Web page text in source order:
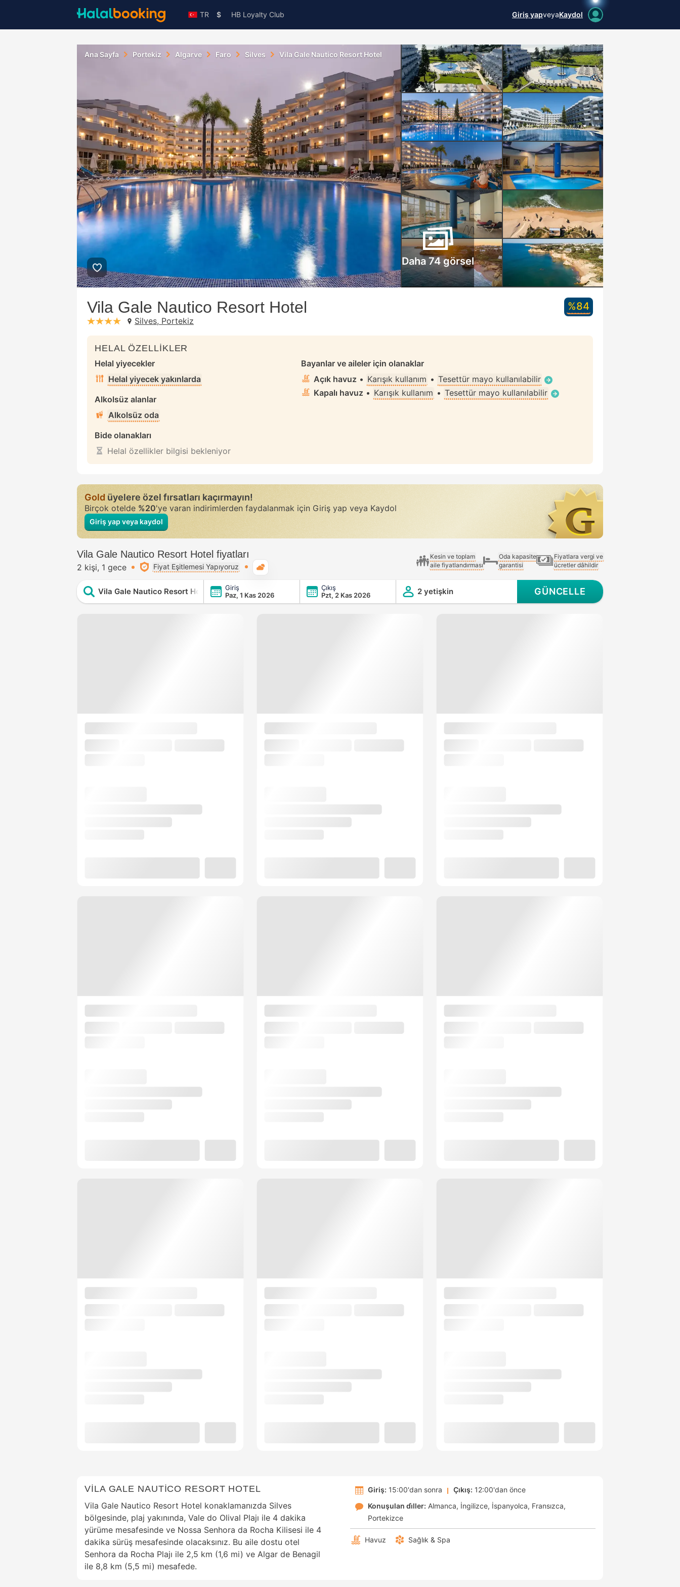
TR $ HB Loyalty Club Giriş yapveyaKaydol
Ana Sayfa Portekiz Algarve Faro Silves Vila Gale Nautico Resort Hotel
Daha 74 görsel
Vila Gale Nautico Resort Hotel
stars: 4Silves, Portekiz
%84
HELAL ÖZELLİKLER
Helal yiyecekler
Helal yiyecek yakınlarda
Alkolsüz alanlar
Alkolsüz oda
Bide olanakları
Helal özellikler bilgisi bekleniyor
Bayanlar ve aileler için olanaklar
Açık havuz • Karışık kullanım • Tesettür mayo kullanılabilir
Kapalı havuz • Karışık kullanım • Tesettür mayo kullanılabilir
Goldüyelere özel fırsatları kaçırmayın!
Birçok otelde%20'ye varan indirimlerden faydalanmak için Giriş yap veya Kaydol
Giriş yap veya kaydol
Vila Gale Nautico Resort Hotel fiyatları
2 kişi 1 gece Fiyat Eşitlemesi Yapıyoruz
Kesin ve toplam
aile fiyatlandırması
Oda kapasite
garantisi
Fiyatlara vergi ve
ücretler dâhildir
Vila Gale Nautico Resort Hotel
Giriş
Paz, 1 Kas 2026
Çıkış
Pzt, 2 Kas 2026
2 yetişkin GÜNCELLE
VİLA GALE NAUTİCO RESORT HOTEL
Vila Gale Nautico Resort Hotel konaklamanızda Silves
bölgesinde, plaj yakınında, Vale do Olival Plajı ile 4 dakika
yürüme mesafesinde ve Nossa Senhora da Rocha Kilisesi ile 4
dakika sürüş mesafesinde olacaksınız. Bu aile dostu otel
Senhora da Rocha Plajı ile 2,5 km (1,6 mi) ve Algar de Benagil
ile 8,8 km (5,5 mi) mesafede.
Giriş: 15:00'dan sonra Çıkış: 12:00'dan önce
Konuşulan di̇ller: Almanca İngilizce İspanyolca Fransızca
Portekizce
Havuz Sağlık & Spa